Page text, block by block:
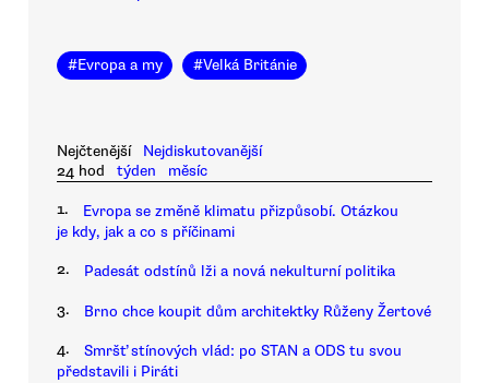
#Evropa a my #Velká Británie
Nejčtenější
Nejdiskutovanější
24 hod
týden měsíc
1.
Evropa se změně klimatu přizpůsobí. Otázkou
je kdy, jak a co s příčinami
2. Padesát odstínů lži a nová nekulturní politika
3. Brno chce koupit dům architektky Růženy Žertové
4.
Smršť stínových vlád: po STAN a ODS tu svou
představili i Piráti